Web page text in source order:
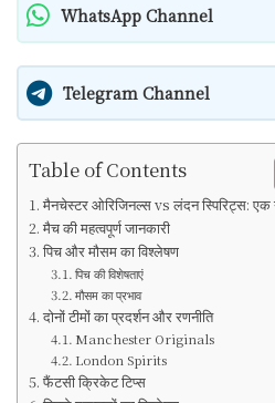
WhatsApp Channel
Telegram Channel
Table of Contents
मैनचेस्टर ओरिजिनल्स vs लंदन स्पिरिट्स:
मैच की महत्वपूर्ण जानकारी
पिच और मौसम का विश्लेषण
पिच की विशेषताएं
मौसम का प्रभाव
दोनों टीमों का प्रदर्शन और रणनीति
Manchester Originals
London Spirits
फैंटसी क्रिकेट टिप्स